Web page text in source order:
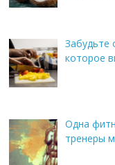
Забудьте
которое
Одна
тренеры